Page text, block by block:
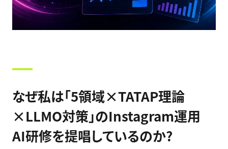
なぜ私は「5領域×TATAP理論
×LLMO対策」のInstagram運用
AI研修を提唱しているのか?